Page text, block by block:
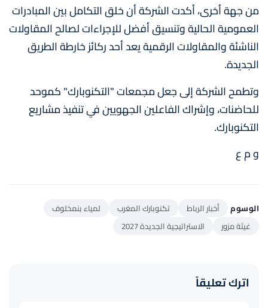
من جهة أخرى، أكدت الشركة أن خلق التكامل بين المبادرات
العمومية الحالية وتنسيق أفضل للإجراءات لصالح المقاولات
الناشئة والمقاولات الرقمية يعد أحد ركائز خارطة الطريق
الجديدة.
وتطمح الشركة إلى جعل مجمعات "التكنوبارك" كموحد
للحاضنات، وإشراك الفاعلين الجهويين في تنفيذ مشاريع
التكنوبارك.
و م ع
الوسوم أخبار الرباط تكنوبارك المغرب
لمياء بنمخلوف
غيثة مزور
الاستراتيجية الجديدة 2027
اترك تعليقاً